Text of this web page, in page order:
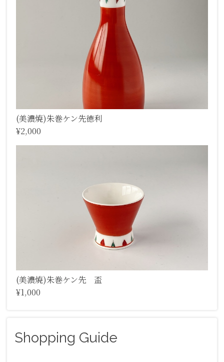
(美濃焼)朱巻ケン先徳利
¥2,000
(美濃焼)朱巻ケン先 盃
¥1,000
Shopping Guide